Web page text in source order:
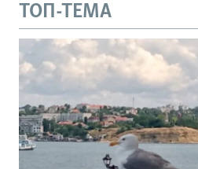
ТОП-ТЕМА